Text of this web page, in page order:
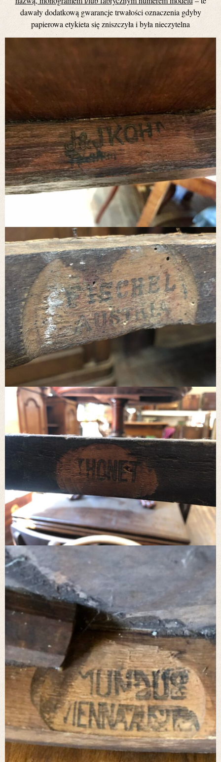
dawały dodatkową gwarancje trwałości oznaczenia gdyby
papierowa etykieta się zniszczyła i była nieczytelna